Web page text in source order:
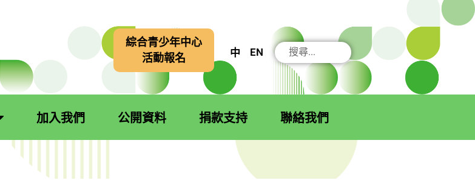
綜合青少年中心
活動報名
中 EN
搜
尋
加入我們 公開資料 捐款支持 聯絡我們